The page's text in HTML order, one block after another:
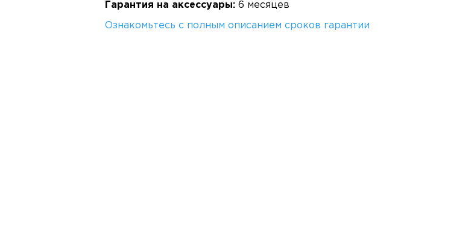
Гарантия на аксессуары:6 месяцев
Ознакомьтесь с полным описанием сроков гарантии